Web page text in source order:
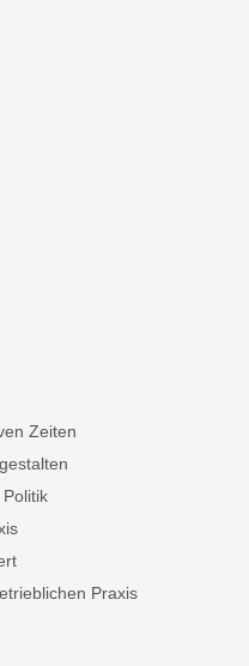
Zeiten
Praxis